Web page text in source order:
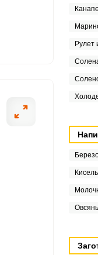
Канапе
Рулет
Кисель
поставьте